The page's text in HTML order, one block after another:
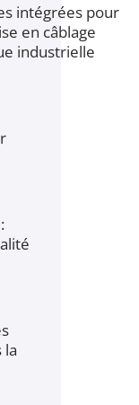
intégrées pour
en câblage
industrielle
la